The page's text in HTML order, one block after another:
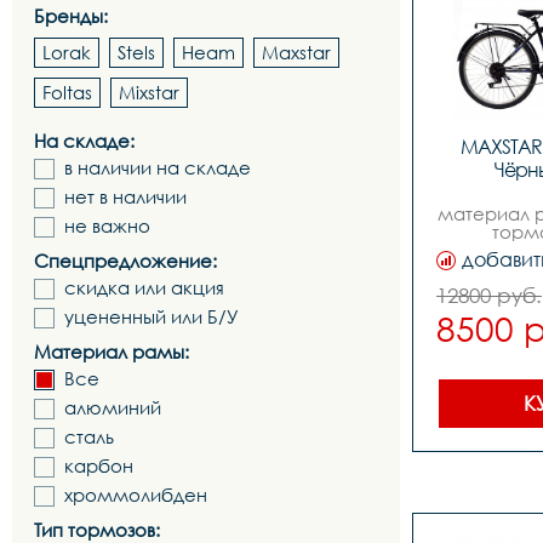
Бренды:
Lorak
Stels Heam
Maxstar
Foltas
Mixstar
На складе:
в наличии на складе
нет в наличии
не важно
Спецпредложение:
скидка или акция
уцененный или Б/У
Материал рамы:
Все
алюминий
сталь
карбон
хроммолибден
Тип тормозов:
материал
12800 руб.
8500